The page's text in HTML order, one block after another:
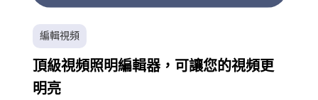
編輯視頻
頂級視頻照明編輯器，可讓您的視頻更
明亮